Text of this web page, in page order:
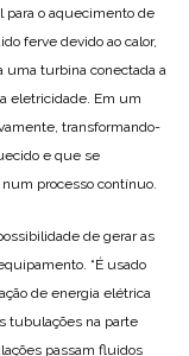
para o aquecimento de
ferve devido ao calor,
uma turbina conectada a
eletricidade. Em um
transformando-
e que se
processo contínuo.
de gerar as
“É usado
de energia elétrica
tubulações na parte
passam fluidos